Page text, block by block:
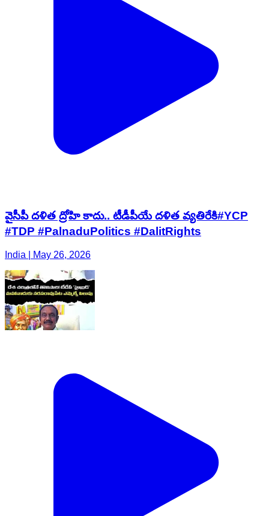
వైసీపీ దళిత ద్రోహి కాదు.. టీడీపీయే దళిత వ్యతిరేకి#YCP
#TDP #PalnaduPolitics #DalitRights
India | May 26, 2026